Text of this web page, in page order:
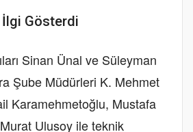
Gösterdi
Sinan Ünal ve Süleyman
Şube Müdürleri K. Mehmet
Karamehmetoğlu, Mustafa
Ulusoy ile teknik